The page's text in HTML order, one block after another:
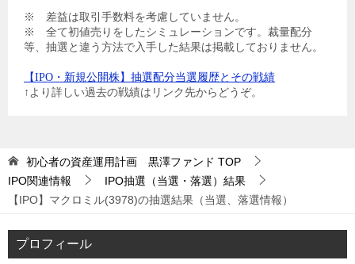
※ 差益は取引手数料を考慮していません。
※ 全て初値売りをしたシミュレーションです。裁量配分
等、抽選と違う方法で入手した結果は掲載しておりません。
【IPO・新規公開株】抽選配分当選履歴とその戦績
↑より詳しい過去の戦績はリンク先からどうぞ。
初心者の資産運用計画 黒澤ファンド TOP
IPO関連情報
IPO抽選（当選・落選）結果
【IPO】マクロミル(3978)の抽選結果（当選、落選情報）
プロフィール